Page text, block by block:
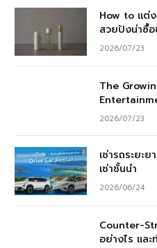
How to แต่
สวยปังน่าซื้
2026/07/23
The
2026/07/23
เช่ารถระยะ
เช่าชั้นนำ
2026/06/24
Counter-
อย่างไร แล